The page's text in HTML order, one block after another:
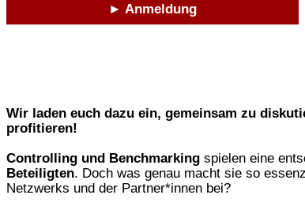
► Anmeldung
Wir laden euch dazu ein, gemeinsam zu
profitieren!
Controlling und Benchmarking spielen eine
Beteiligten. Doch was genau macht sie so
Netzwerks und der Partner*innen bei?